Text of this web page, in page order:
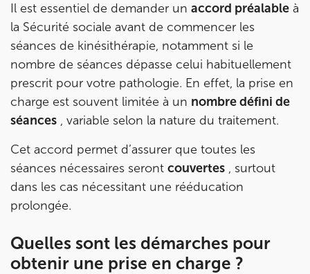
Il est essentiel de demander un accord préalable à
la Sécurité sociale avant de commencer les
séances de kinésithérapie, notamment si le
nombre de séances dépasse celui habituellement
prescrit pour votre pathologie. En effet, la prise en
charge est souvent limitée à un nombre défini de
séances , variable selon la nature du traitement.
Cet accord permet d’assurer que toutes les
séances nécessaires seront couvertes , surtout
dans les cas nécessitant une rééducation
prolongée.
Quelles sont les démarches pour
obtenir une prise en charge ?
380 Av. de la Division Leclerc 92290
Châtenay-Malabry
380 Av. de la Division Leclerc 92290 Châtenay-
01 43 50 05 24
Prenez RDV sur
Prenez RDV sur
IK PARIS 17 – VILLIERS
68 Av. de Villiers 75017 Paris
68 Av. de Villiers 75017 Paris
Prenez RDV sur
Prenez RDV sur